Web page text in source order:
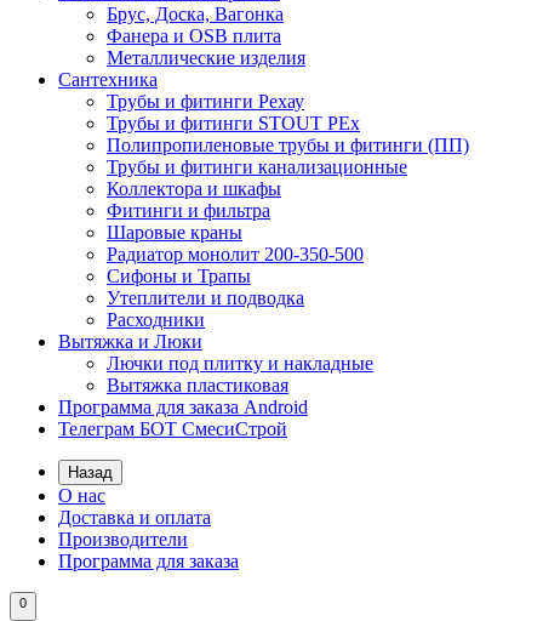
Брус, Доска, Вагонка
Фанера и OSB плита
Металлические изделия
Сантехника
Трубы и фитинги Рехау
Трубы и фитинги STOUT PEx
Полипропиленовые трубы и фитинги (ПП)
Трубы и фитинги канализационные
Коллектора и шкафы
Фитинги и фильтра
Шаровые краны
Радиатор монолит 200-350-500
Сифоны и Трапы
Утеплители и подводка
Расходники
Вытяжка и Люки
Лючки под плитку и накладные
Вытяжка пластиковая
Программа для заказа Android
Телеграм БОТ СмесиСтрой
Назад
О нас
Доставка и оплата
Производители
Программа для заказа
0